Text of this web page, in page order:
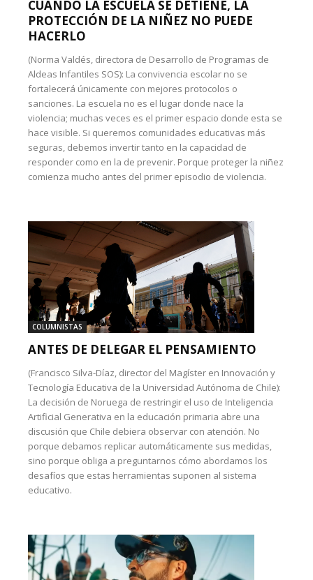
CUANDO LA ESCUELA SE DETIENE, LA
PROTECCIÓN DE LA NIÑEZ NO PUEDE
HACERLO
(Norma Valdés, directora de Desarrollo de Programas de
Aldeas Infantiles SOS): La convivencia escolar no se
fortalecerá únicamente con mejores protocolos o
sanciones. La escuela no es el lugar donde nace la
violencia; muchas veces es el primer espacio donde esta se
hace visible. Si queremos comunidades educativas más
seguras, debemos invertir tanto en la capacidad de
responder como en la de prevenir. Porque proteger la niñez
comienza mucho antes del primer episodio de violencia.
COLUMNISTAS
ANTES DE DELEGAR EL PENSAMIENTO
(Francisco Silva-Díaz, director del Magíster en Innovación y
Tecnología Educativa de la Universidad Autónoma de Chile):
La decisión de Noruega de restringir el uso de Inteligencia
Artificial Generativa en la educación primaria abre una
discusión que Chile debiera observar con atención. No
porque debamos replicar automáticamente sus medidas,
sino porque obliga a preguntarnos cómo abordamos los
desafíos que estas herramientas suponen al sistema
educativo.